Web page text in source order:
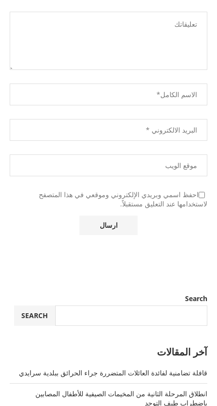
احفظ اسمي وبريدي الإلكتروني وموقعي في هذا المتصفح
لاستخدامها عند التعليق مستقبلاً.
Search
SEARCH
آخر المقالات
قافلة تضامنية لفائدة العائلات المتضررة جراء الحرائق ببلدية سرايدي
انطلاق المرحلة الثانية من المخيمات الصيفية للأطفال المصابين
باضطراب طيف التوحد